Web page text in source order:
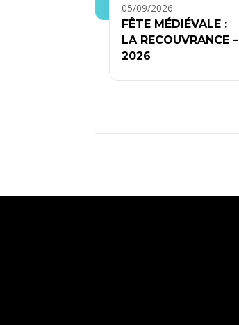
05/09/2026
FÊTE MÉDIÉVALE :
LA RECOUVRANCE –
2026